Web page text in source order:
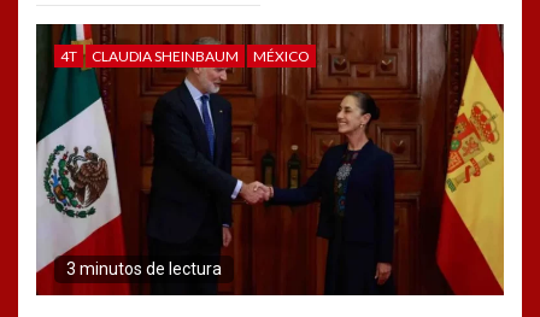
4T CLAUDIA SHEINBAUM MÉXICO
3 minutos de lectura